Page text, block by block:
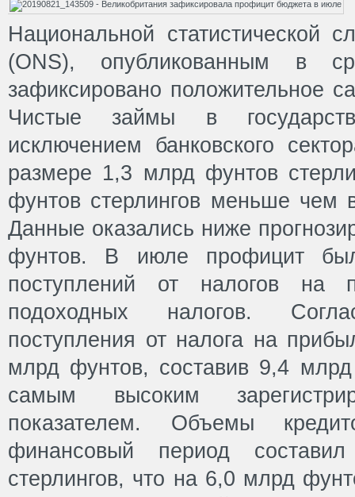
Национальной статистической
(ONS), опубликованным в
зафиксировано положительное
Чистые займы в
исключением банковского
размере 1,3 млрд фунтов
фунтов стерлингов меньше чем
Данные оказались ниже
фунтов. В июле профицит
поступлений от налогов на
подоходных налогов.
поступления от налога на
млрд фунтов, составив 9,4
самым высоким
показателем. Объемы
финансовый период
стерлингов, что на 6,0 млрд